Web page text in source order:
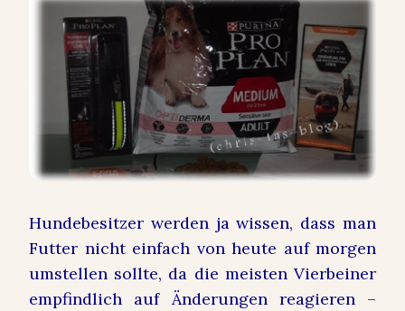
Hundebesitzer werden ja wissen, dass man
Futter nicht einfach von heute auf morgen
umstellen sollte, da die meisten Vierbeiner
empfindlich auf Änderungen reagieren –